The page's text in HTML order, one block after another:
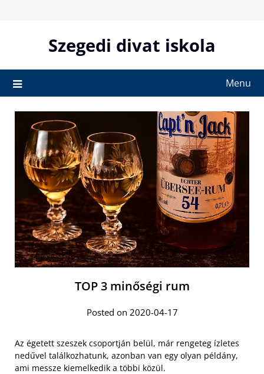
Szegedi divat iskola
Menu
TOP 3 minőségi rum
Posted on 2020-04-17
Az égetett szeszek csoportján belül, már rengeteg ízletes
nedűvel találkozhatunk, azonban van egy olyan példány,
ami messze kiemelkedik a többi közül.